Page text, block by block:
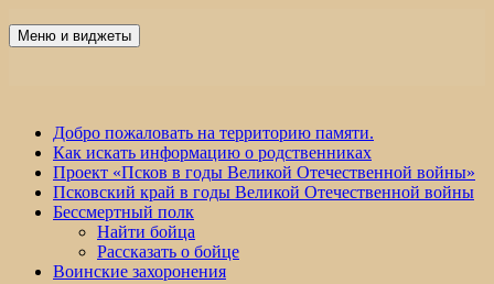
Победа 60
Меню и виджеты
Добро пожаловать на территорию памяти.
Как искать информацию о родственниках
Проект «Псков в годы Великой Отечественной войны»
Псковский край в годы Великой Отечественной войны
Бессмертный полк
Найти бойца
Рассказать о бойце
Воинские захоронения